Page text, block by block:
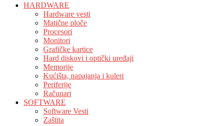
HARDWARE
Hardware vesti
Matične ploče
Procesori
Monitori
Grafičke kartice
Hard diskovi i optički uređaji
Memorije
Kućišta, napajanja i kuleri
Periferije
Računari
SOFTWARE
Software Vesti
Zaštita